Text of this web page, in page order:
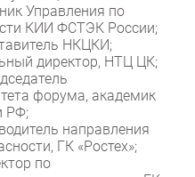
Управления по
КИИ ФСТЭК России;
НКЦКИ;
директор, НТЦ ЦК;
форума, академик
РФ;
направления
ГК «Ростех»;
по